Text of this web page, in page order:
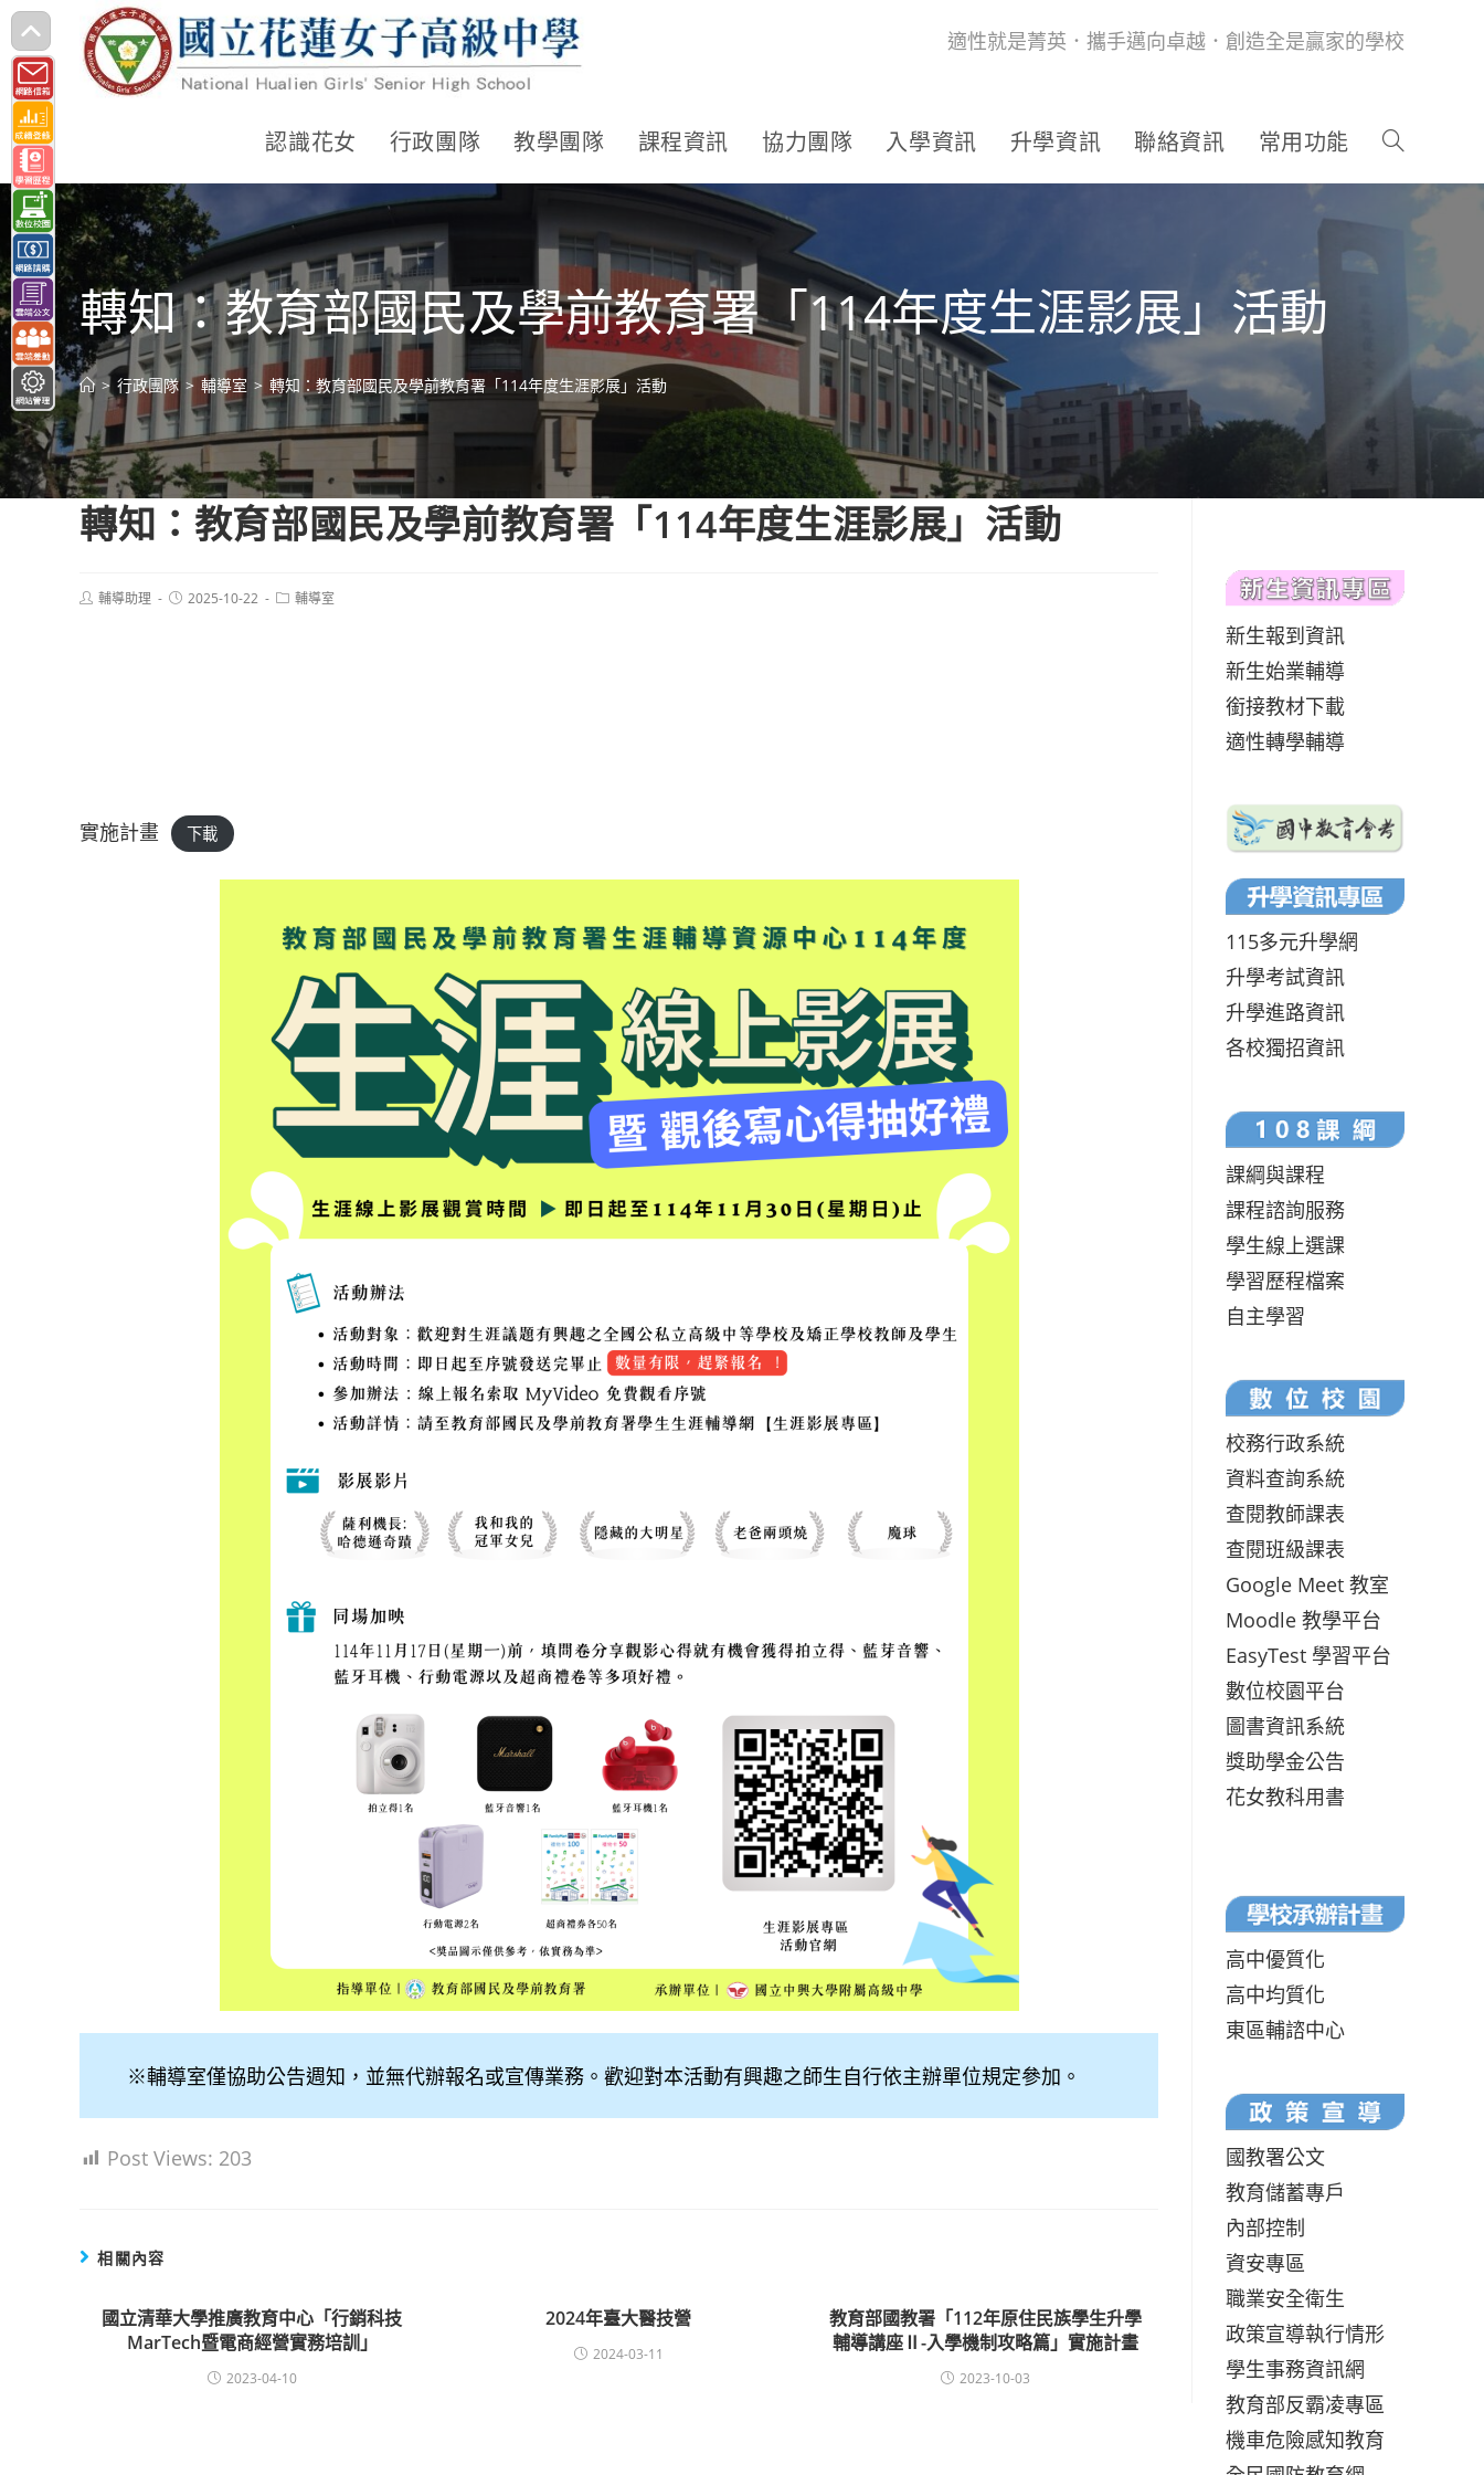
跳
轉
至
主
要
內
容
適性就是菁英．攜手邁向卓越．創造全是贏家的學校
認識花女 行政團隊 教學團隊 課程資訊 協力團隊 入學資訊 升學資訊 聯絡資訊 常用功能
轉知：教育部國民及學前教育署「114年度生涯影展」活動
> 行政團隊 > 輔導室 > 轉知：教育部國民及學前教育署「114年度生涯影展」活動
轉知：教育部國民及學前教育署「114年度生涯影展」活動
Post輔導助理
Post2025-10-22
Post輔導室
實施計畫 下載
※輔導室僅協助公告週知，並無代辦報名或宣傳業務。歡迎對本活動有興趣之師生自行依主辦單位規定參加。
Post Views: 203
相關內容
國立清華大學推廣教育中心「行銷科技
MarTech暨電商經營實務培訓」
2023-04-10
2024年臺大醫技營
2024-03-11
教育部國教署「112年原住民族學生升學
輔導講座Ⅱ-入學機制攻略篇」實施計畫
2023-10-03
新生報到資訊
新生始業輔導
銜接教材下載
適性轉學輔導
115多元升學網
升學考試資訊
升學進路資訊
各校獨招資訊
課綱與課程
課程諮詢服務
學生線上選課
學習歷程檔案
自主學習
校務行政系統
資料查詢系統
查閱教師課表
查閱班級課表
Google Meet 教室
Moodle 教學平台
EasyTest 學習平台
數位校園平台
圖書資訊系統
獎助學金公告
花女教科用書
高中優質化
高中均質化
東區輔諮中心
國教署公文
教育儲蓄專戶
內部控制
資安專區
職業安全衛生
政策宣導執行情形
學生事務資訊網
教育部反霸凌專區
機車危險感知教育